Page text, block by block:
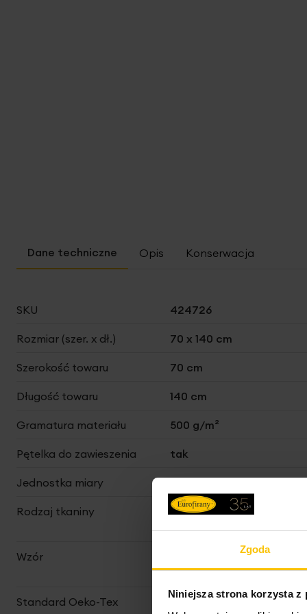
Zgoda
Niniejsza strona korzysta z
Opis Konserwacja
Więcej
SKU 424726
Rozmiar (szer. x dł.) 70 x 140 cm
Szerokość towaru 70 cm
Długość towaru 140 cm
Gramatura materiału 500 g/m²
Pętelka do zawieszenia tak
Jednostka miary
Rodzaj tkaniny
bawełniane, poliestrowe,
gładkie
Wzór
welurowe z bordiurą,
strukturalne
Standard Oeko-Tex tak